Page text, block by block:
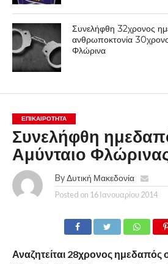
Συνελήφθη 32χρονος
ανθρωποκτονία
Φλώρινα
ΕΠΙΚΑΙΡΟΤΗΤΑ
Συνελήφθη
Αμύνταιο
By Δυτική Μακεδονία
Posted on 16 Ιανουαρίου 2014
Αναζητείται 28χρονος ημεδαπός